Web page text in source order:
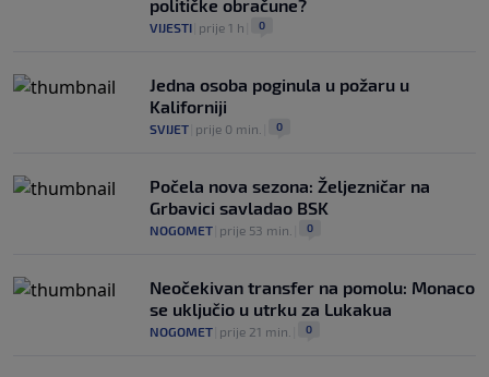
političke obračune?
VIJESTI prije 1 h 0
Jedna osoba poginula u požaru u
Kaliforniji
SVIJET prije 0 min. 0
Počela nova sezona: Željezničar na
Grbavici savladao BSK
NOGOMET prije 53 min. 0
Neočekivan transfer na pomolu: Monaco
se uključio u utrku za Lukakua
NOGOMET prije 21 min. 0